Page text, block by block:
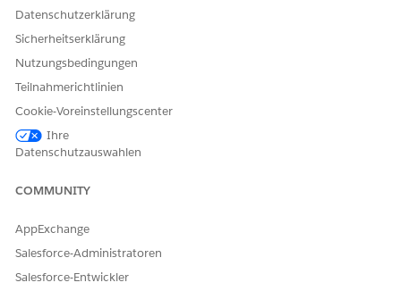
Essentials ist für Kunden ohne zusätzliche Kosten
verfügbar. Lizenzierte Sicherheits-Center-Kunden
verwenden weiterhin die Version mit vollem
Organisation ein Upgrade von Security Center Essentials
auf die Vollversion des Sicherheits-Centers vornimmt,
werden alle historischen Kennzahlendaten übertragen.
Tool zur Sicherheitsintegritätsüberprüfung
Sicherheitslücken in der Konfiguration einer Organisation
Sicherheitsstatus.
Datenschutzerklärung
Sicherheitserklärung
Nutzungsbedingungen
Teilnahmerichtlinien
Cookie-Voreinstellungscenter
Ihre
Datenschutzauswahlen
COMMUNITY
AppExchange
Salesforce-Administratoren
Salesforce-Entwickler